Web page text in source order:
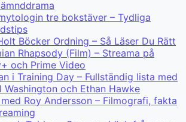
tre bokstäver – Tydliga
Böcker Ordning – Så Läser Du Rätt
Rhapsody (Film) – Streama på
och Prime Video
i Training Day – Fullständig lista med
Washington och Ethan Hawke
Roy Andersson – Filmografi, fakta